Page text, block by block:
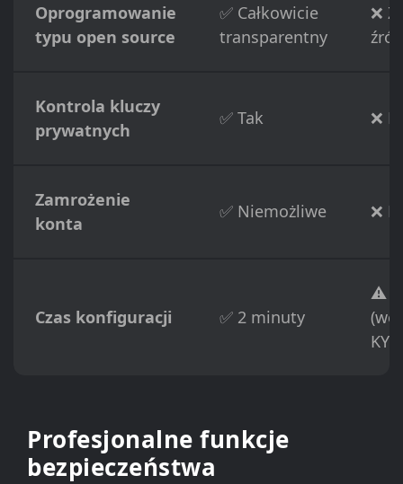
Oprogramowanie
typu open source
✅ Całkowicie
transparentny
❌
Kontrola kluczy
prywatnych
✅ Tak ❌
Zamrożenie
konta
✅ Niemożliwe ❌
Czas konfiguracji ✅ 2 minuty
⚠️
KYC)
Profesjonalne funkcje
bezpieczeństwa